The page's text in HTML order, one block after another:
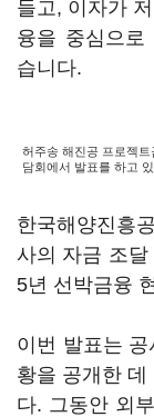
들고, 이자가
융을 중심으로
습니다.
허주송 해진공 프로젝
담회에서 발표를 하고
한국해양진흥
사의 자금 조달
5년 선박금융
이번 발표는
황을 공개한 데
다. 그동안 외